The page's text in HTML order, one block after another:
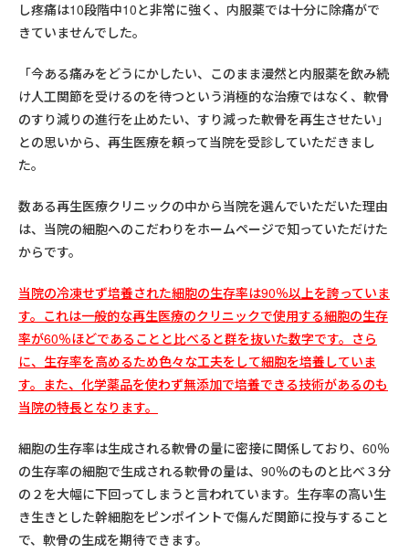
し疼痛は10段階中10と非常に強く、内服薬では十分に除痛がで
きていませんでした。
「今ある痛みをどうにかしたい、このまま漫然と内服薬を飲み続
け人工関節を受けるのを待つという消極的な治療ではなく、軟骨
のすり減りの進行を止めたい、すり減った軟骨を再生させたい」
との思いから、再生医療を頼って当院を受診していただきまし
た。
数ある再生医療クリニックの中から当院を選んでいただいた理由
は、当院の細胞へのこだわりをホームページで知っていただけた
からです。
当院の冷凍せず培養された細胞の生存率は90％以上を誇っていま
す。これは一般的な再生医療のクリニックで使用する細胞の生存
率が60％ほどであることと比べると群を抜いた数字です。さら
に、生存率を高めるため色々な工夫をして細胞を培養していま
す。また、 化学薬品を使わず無添加で培養できる技術があるのも
当院の特長となります。
細胞の生存率は生成される軟骨の量に密接に関係しており、60％
の生存率の細胞で生成される軟骨の量は、90％のものと比べ３分
の２を大幅に下回ってしまうと言われています。生存率の高い生
き生きとした幹細胞をピンポイントで傷んだ関節に投与すること
で、軟骨の生成を期待できます。